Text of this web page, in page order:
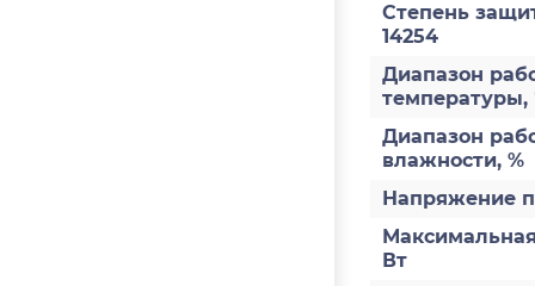
Степень
14254
Диапазон
Диапазон
влажности, %
Напряжение
Вт